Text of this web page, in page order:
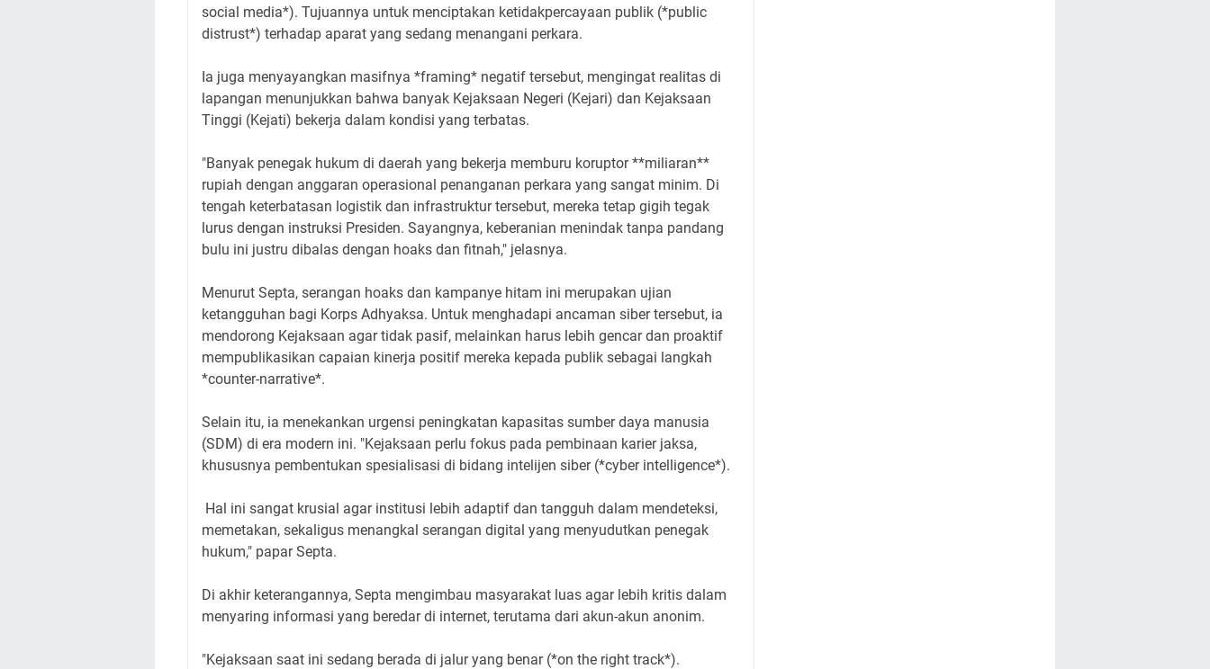
social media*). Tujuannya untuk menciptakan ketidakpercayaan publik (*public
distrust*) terhadap aparat yang sedang menangani perkara.
Ia juga menyayangkan masifnya *framing* negatif tersebut, mengingat realitas di
lapangan menunjukkan bahwa banyak Kejaksaan Negeri (Kejari) dan Kejaksaan
Tinggi (Kejati) bekerja dalam kondisi yang terbatas.
"Banyak penegak hukum di daerah yang bekerja memburu koruptor **miliaran**
rupiah dengan anggaran operasional penanganan perkara yang sangat minim. Di
tengah keterbatasan logistik dan infrastruktur tersebut, mereka tetap gigih tegak
lurus dengan instruksi Presiden. Sayangnya, keberanian menindak tanpa pandang
bulu ini justru dibalas dengan hoaks dan fitnah," jelasnya.
Menurut Septa, serangan hoaks dan kampanye hitam ini merupakan ujian
ketangguhan bagi Korps Adhyaksa. Untuk menghadapi ancaman siber tersebut, ia
mendorong Kejaksaan agar tidak pasif, melainkan harus lebih gencar dan proaktif
mempublikasikan capaian kinerja positif mereka kepada publik sebagai langkah
*counter-narrative*.
Selain itu, ia menekankan urgensi peningkatan kapasitas sumber daya manusia
(SDM) di era modern ini. "Kejaksaan perlu fokus pada pembinaan karier jaksa,
khususnya pembentukan spesialisasi di bidang intelijen siber (*cyber intelligence*).
Hal ini sangat krusial agar institusi lebih adaptif dan tangguh dalam mendeteksi,
memetakan, sekaligus menangkal serangan digital yang menyudutkan penegak
hukum," papar Septa.
Di akhir keterangannya, Septa mengimbau masyarakat luas agar lebih kritis dalam
menyaring informasi yang beredar di internet, terutama dari akun-akun anonim.
"Kejaksaan saat ini sedang berada di jalur yang benar (*on the right track*).